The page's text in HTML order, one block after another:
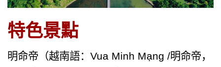
特色景點
明命帝（越南語：Vua Minh Mạng /明命帝，